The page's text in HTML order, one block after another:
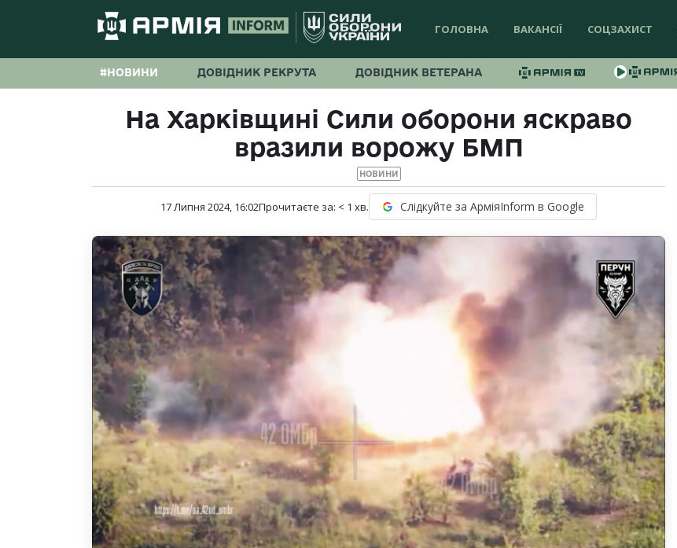
ГОЛОВНА ВАКАНСІЇ СОЦЗАХИСТ
#НОВИНИ ДОВІДНИК РЕКРУТА ДОВІДНИК ВЕТЕРАНА
На Харківщині Сили оборони яскраво
вразили ворожу БМП
НОВИНИ
17 Липня 2024, 16:02Прочитаєте за: < 1 хв. Слідкуйте за АрміяInform в Google